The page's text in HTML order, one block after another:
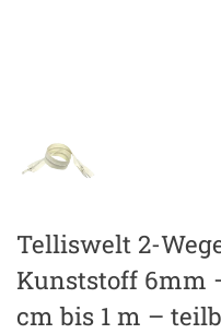
Telliswelt 2-
Kunststoff 6mm
cm bis 1 m –